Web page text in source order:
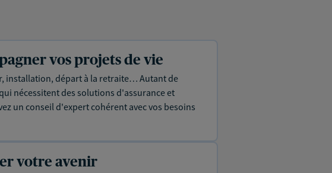
vos projets de vie
installation, départ à la retraite… Autant de
nécessitent des solutions d'assurance et
un conseil d'expert cohérent avec vos besoins
votre avenir